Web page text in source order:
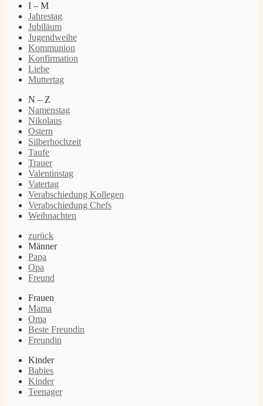
I – M
Jahrestag
Jubiläum
Jugendweihe
Kommunion
Konfirmation
Liebe
Muttertag
N – Z
Namenstag
Nikolaus
Ostern
Silberhochzeit
Taufe
Trauer
Valentinstag
Vatertag
Verabschiedung Kollegen
Verabschiedung Chefs
Weihnachten
zurück
Männer
Papa
Opa
Freund
Frauen
Mama
Oma
Beste Freundin
Freundin
Kinder
Babies
Kinder
Teenager